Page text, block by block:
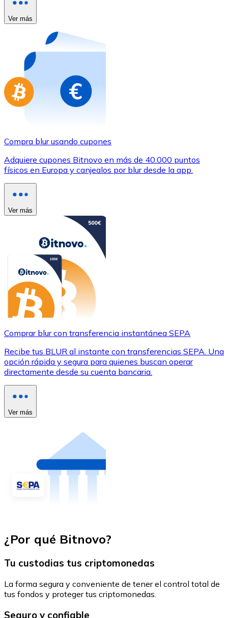
Compra tarjetas regalo de tus marcas favoritas con
Ir a la tienda de tarjetas regalo
Ver más
Compra blur usando cupones
Adquiere cupones Bitnovo en más de 40.000 puntos
físicos en Europa y canjealos por blur desde la app.
Ver más
Comprar blur con transferencia instantánea SEPA
Recibe tus BLUR al instante con transferencias SEPA. Una
opción rápida y segura para quienes buscan operar
directamente desde su cuenta bancaria.
Ver más
¿Por qué Bitnovo?
Tu custodias tus criptomonedas
La forma segura y conveniente de tener el control total de
tus fondos y proteger tus criptomonedas.
Seguro y confiable